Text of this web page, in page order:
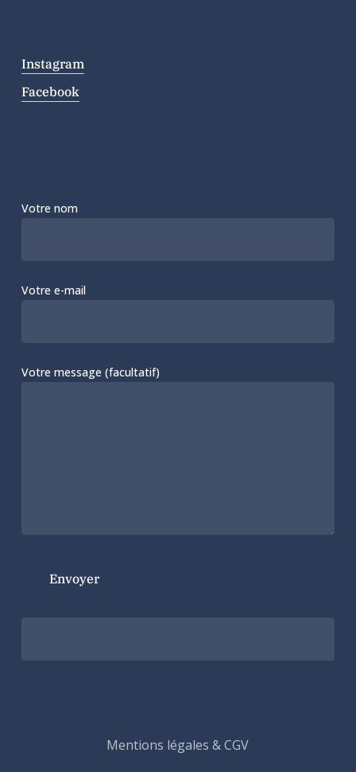
Instagram
Facebook
Votre nom
Votre e-mail
Votre message (facultatif)
Mentions légales & CGV